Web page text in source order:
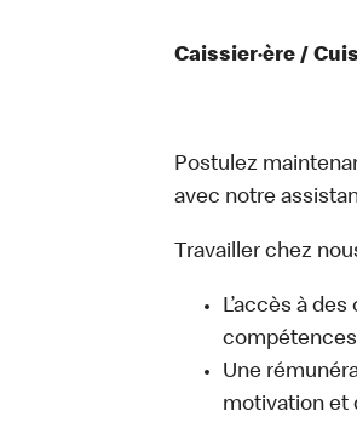
Caissier·ère /
Postulez
avec notre
Travailler chez
L’accès à
compétences
Une
motivation et